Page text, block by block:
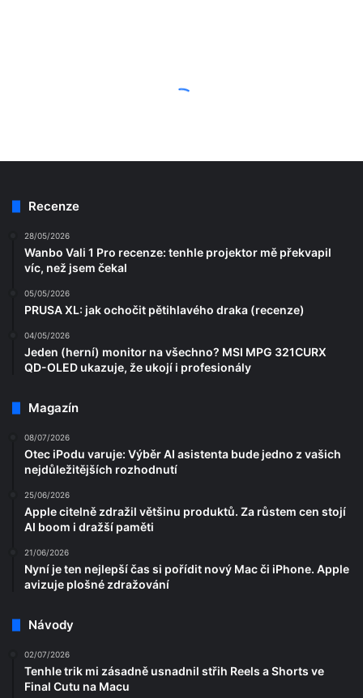
Recenze
28/05/2026
Wanbo Vali 1 Pro recenze: tenhle projektor mě překvapil
víc, než jsem čekal
05/05/2026
PRUSA XL: jak ochočit pětihlavého draka (recenze)
04/05/2026
Jeden (herní) monitor na všechno? MSI MPG 321CURX
QD-OLED ukazuje, že ukojí i profesionály
Magazín
08/07/2026
Otec iPodu varuje: Výběr AI asistenta bude jedno z vašich
nejdůležitějších rozhodnutí
25/06/2026
Apple citelně zdražil většinu produktů. Za růstem cen stojí
AI boom i dražší paměti
21/06/2026
Nyní je ten nejlepší čas si pořídit nový Mac či iPhone. Apple
avizuje plošné zdražování
Návody
02/07/2026
Tenhle trik mi zásadně usnadnil střih Reels a Shorts ve
Final Cutu na Macu